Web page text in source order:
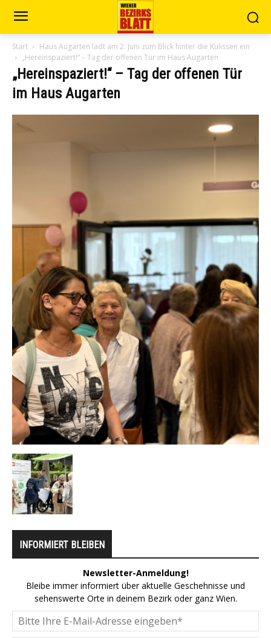
Start
Haus Augarten lädt am 2. Juni zum Blick hinter die Kulissen ein
„Hereinspaziert!“ – Tag der offenen Tür im Haus Augarten
„Hereinspaziert!“ – Tag der offenen Tür
im Haus Augarten
INFORMIERT BLEIBEN
Newsletter-Anmeldung!
Bleibe immer informiert über aktuelle Geschehnisse und
sehenswerte Orte in deinem Bezirk oder ganz Wien.